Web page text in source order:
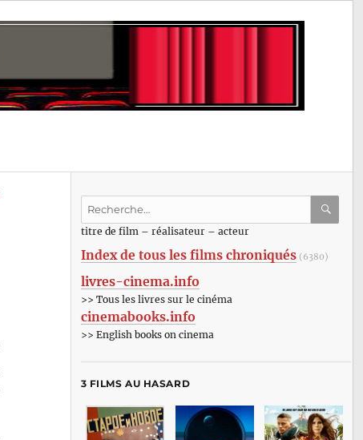
Recherche
:titre de film – réalisateur – acteur
Index de tous les films chroniqués (6380)
livres-cinema.info
>> Tous les livres sur le cinéma
cinemabooks.info
>> English books on cinema
3 FILMS AU HASARD